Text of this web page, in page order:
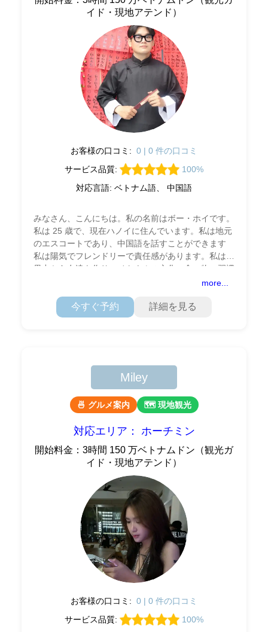
イド・現地アテンド）
お客様の口コミ: 0 | 0 件の口コミ
サービス品質:
100%
対応言語: ベトナム語、 中国語
みなさん、こんにちは。私の名前はボー・ホイです。
私は 25 歳で、現在ハノイに住んでいます。私は地元
のエスコートであり、中国語を話すことができます
私は陽気でフレンドリーで責任感があります。私は世
界中から友達を作り、ベトナムの文化、食べ物、習慣
を共有するのが好きです。 私はホーチミンとその周
more...
今すぐ予約 詳細を見る
Miley
🍜 グルメ案内 🗺 現地観光
対応エリア： ホーチミン
開始料金：3時間 150 万ベトナムドン（観光ガ
イド・現地アテンド）
お客様の口コミ: 0 | 0 件の口コミ
サービス品質:
100%